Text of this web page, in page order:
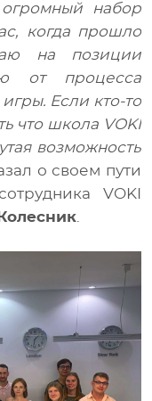
набор
когда прошло
на позиции
от процесса
Если кто-то
что школа VOKI
возможность
о своем пути
VOKI